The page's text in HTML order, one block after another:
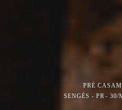
PRÉ
SENGÉS - PR
30/